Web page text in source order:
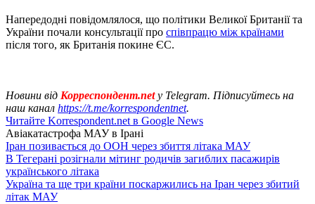
Напередодні повідомлялося, що політики Великої Британії та
України почали консультації про співпрацю між країнами
після того, як Британія покине ЄС.
Новини від Корреспондент.net у Telegram. Підписуйтесь на
наш канал https://t.me/korrespondentnet.
Читайте Korrespondent.net в Google News
Авіакатастрофа МАУ в Ірані
Іран позивається до ООН через збиття літака МАУ
В Тегерані розігнали мітинг родичів загиблих пасажирів
українського літака
Україна та ще три країни поскаржились на Іран через збитий
літак МАУ